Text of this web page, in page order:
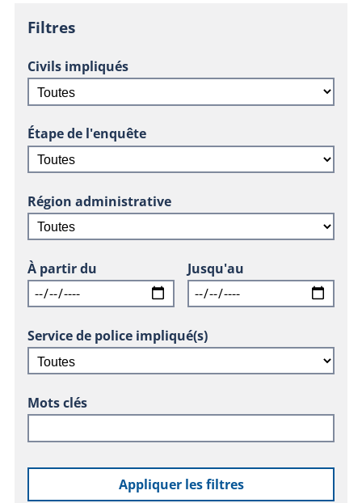
Filtres
Civils impliqués
Étape de l'enquête
Région administrative
À partir du Jusqu'au
Service de police impliqué(s)
Mots clés
Appliquer les filtres